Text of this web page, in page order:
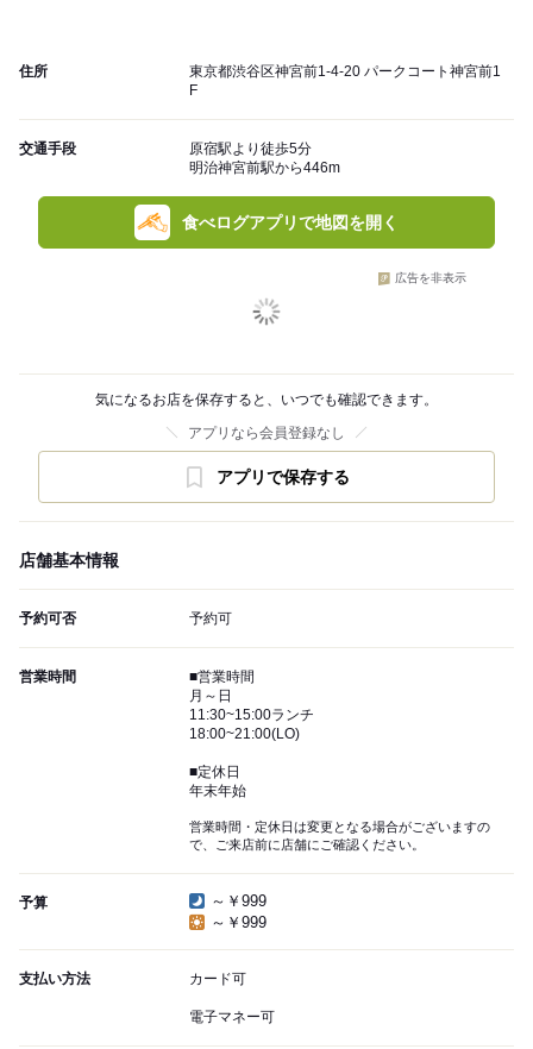
住所
東京都渋谷区神宮前1-4-20 パークコート神宮前1
F
交通手段
原宿駅より徒歩5分
明治神宮前駅から446m
食べログアプリで地図を開く
広告を非表示
気になるお店を保存すると、いつでも確認できます。
アプリなら会員登録なし
アプリで保存する
店舗基本情報
予約可否 予約可
営業時間
■営業時間
月～日
11:30~15:00ランチ
18:00~21:00(LO)
■定休日
年末年始
営業時間・定休日は変更となる場合がございますの
で、ご来店前に店舗にご確認ください。
予算
～￥999
～￥999
支払い方法 カード可
電子マネー可